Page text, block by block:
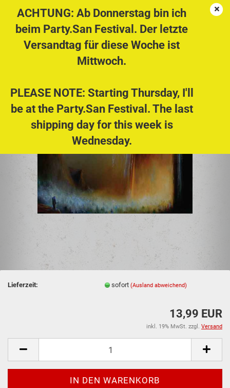
ACHTUNG: Ab Donnerstag bin ich
beim Party.San Festival. Der letzte
Versandtag für diese Woche ist
Mittwoch.
PLEASE NOTE: Starting Thursday, I'll
be at the Party.San Festival. The last
shipping day for this week is
Wednesday.
BELL WITCH - Mirror Reaper DIGI 2CD
Lieferzeit: sofort(Ausland abweichend)
13,99 EUR
inkl. 19% MwSt. zzgl. Versand